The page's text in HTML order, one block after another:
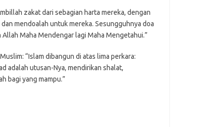
zakat dari sebagian harta mereka, dengan
mendoalah untuk mereka. Sesungguhnya doa
Maha Mendengar lagi Maha Mengetahui.”
“Islam dibangun di atas lima perkara:
adalah utusan-Nya, mendirikan shalat,
bagi yang mampu.”